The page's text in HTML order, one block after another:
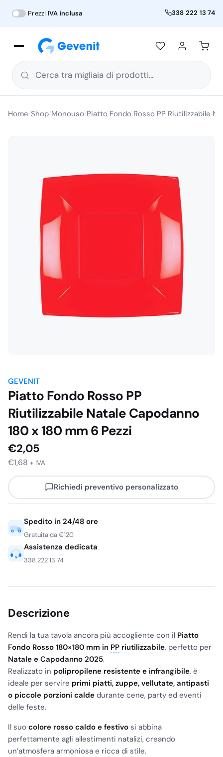
Prezzi IVA inclusa 338 222 13 74
Cerca tra migliaia di prodotti...
Home Shop Monouso Piatto Fondo Rosso PP Riutilizzabile
GEVENIT
Piatto Fondo Rosso PP
Riutilizzabile Natale Capodanno
180 x 180 mm 6 Pezzi
€2,05
€1,68 + IVA
Richiedi preventivo personalizzato
Spedito in 24/48 ore
Gratuita da €120
Assistenza dedicata
338 222 13 74
Descrizione
Rendi la tua tavola ancora più accogliente con il Piatto
Fondo Rosso 180×180 mm in PP riutilizzabile, perfetto per
Natale e Capodanno 2025.
Realizzato in polipropilene resistente e infrangibile, è
ideale per servire primi piatti, zuppe, vellutate, antipasti
o piccole porzioni calde durante cene, party ed eventi
delle feste.
Il suo colore rosso caldo e festivo si abbina
perfettamente agli allestimenti natalizi, creando
un’atmosfera armoniosa e ricca di stile.